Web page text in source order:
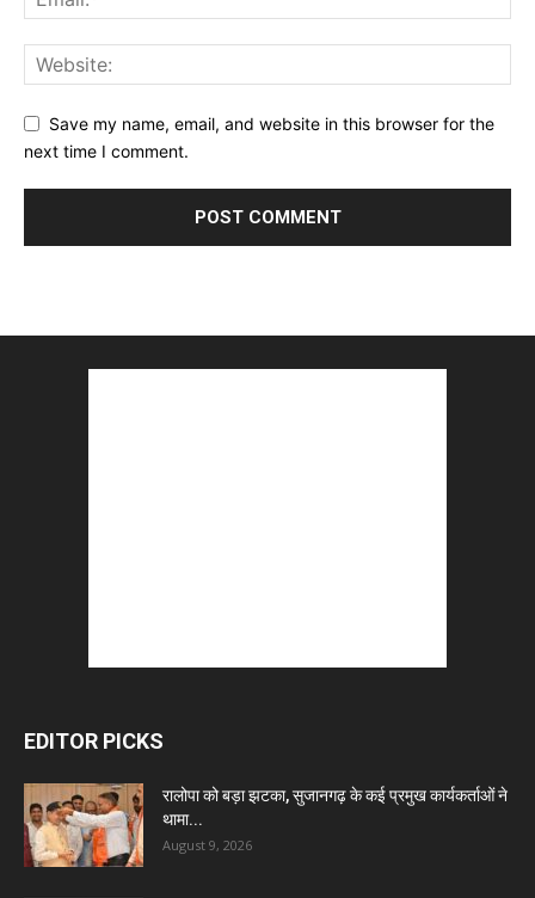
Save my name, email, and website in this browser for the
next time I comment.
EDITOR PICKS
रालोपा को बड़ा झटका, सुजानगढ़ के कई प्रमुख कार्यकर्ताओं ने
थामा...
August 9, 2026